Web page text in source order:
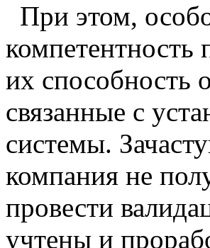
При этом,
компетентность
их способность
связанные с
системы.
компания не
провести
учтены и